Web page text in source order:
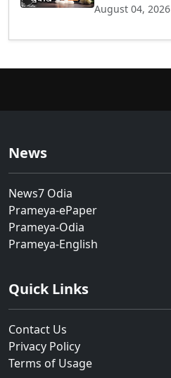
August 04, 2026
News
News7 Odia
Prameya-ePaper
Prameya-Odia
Prameya-English
Quick Links
Contact Us
Privacy Policy
Terms of Usage